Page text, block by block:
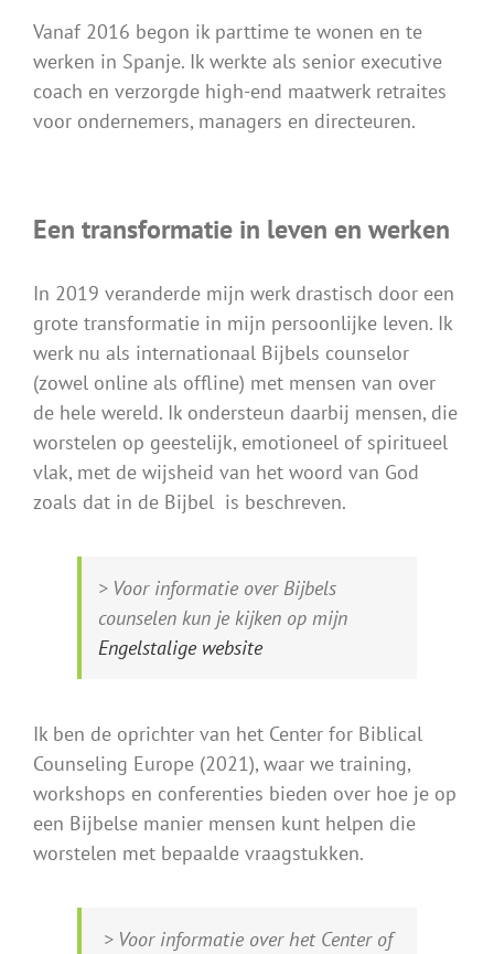
Vanaf 2016 begon ik parttime te wonen en te
werken in Spanje. Ik werkte als senior executive
coach en verzorgde high-end maatwerk retraites
voor ondernemers, managers en directeuren.
Een transformatie in leven en werken
In 2019 veranderde mijn werk drastisch door een
grote transformatie in mijn persoonlijke leven. Ik
werk nu als internationaal Bijbels counselor
(zowel online als offline) met mensen van over
de hele wereld. Ik ondersteun daarbij mensen, die
worstelen op geestelijk, emotioneel of spiritueel
vlak, met de wijsheid van het woord van God
zoals dat in de Bijbel is beschreven.
> Voor informatie over Bijbels
counselen kun je kijken op mijn
Engelstalige website
Ik ben de oprichter van het Center for Biblical
Counseling Europe (2021), waar we training,
workshops en conferenties bieden over hoe je op
een Bijbelse manier mensen kunt helpen die
worstelen met bepaalde vraagstukken.
> Voor informatie over het Center of